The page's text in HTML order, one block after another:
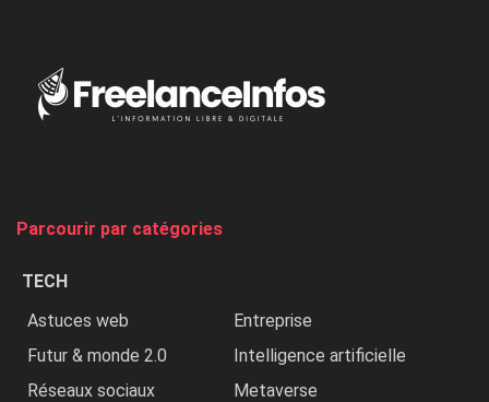
Nigeria,
Parcourir par catégories
TECH
Astuces web
Entreprise
Futur & monde 2.0
Intelligence artificielle
Réseaux sociaux
Metaverse